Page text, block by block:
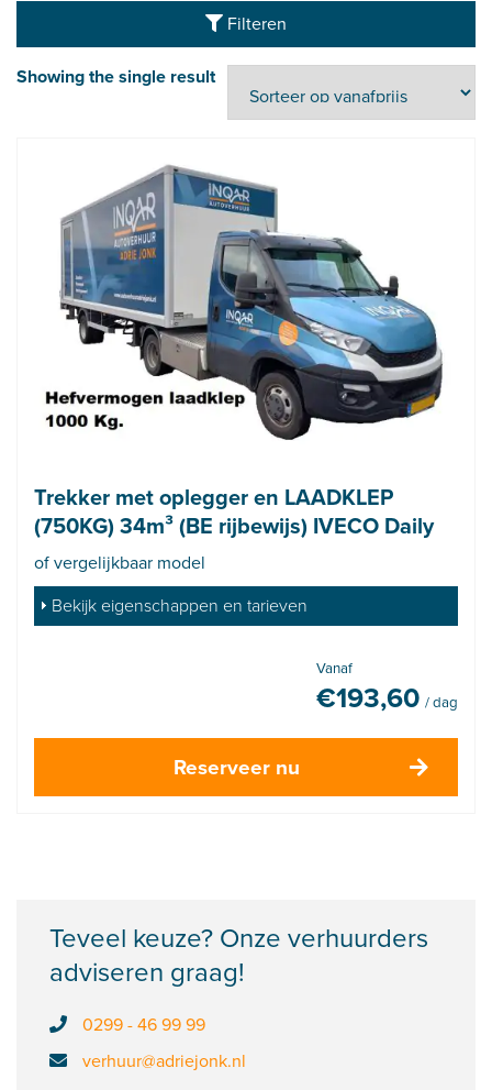
Filteren
Showing the single result
Trekker met oplegger en LAADKLEP
(750KG) 34m³ (BE rijbewijs) IVECO Daily
of vergelijkbaar model
Bekijk eigenschappen en tarieven
Vanaf
€193,60 / dag
Reserveer nu
Teveel keuze? Onze verhuurders
adviseren graag!
0299 - 46 99 99
verhuur@adriejonk.nl